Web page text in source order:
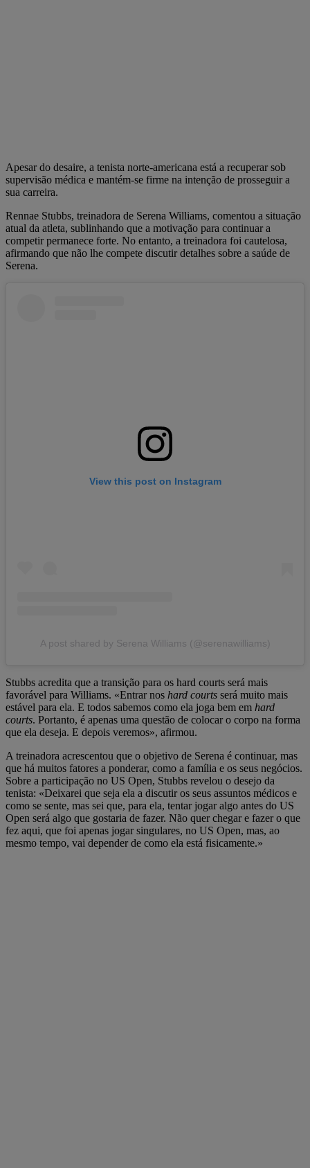
Apesar do desaire, a tenista norte-americana está a recuperar sob
supervisão médica e mantém-se firme na intenção de prosseguir a
sua carreira.
Rennae Stubbs, treinadora de Serena Williams, comentou a situação
atual da atleta, sublinhando que a motivação para continuar a
competir permanece forte. No entanto, a treinadora foi cautelosa,
afirmando que não lhe compete discutir detalhes sobre a saúde de
Serena.
View this post on Instagram
A post shared by Serena Williams (@serenawilliams)
Stubbs acredita que a transição para os hard courts será mais
favorável para Williams. «Entrar nos hard courts será muito mais
estável para ela. E todos sabemos como ela joga bem em hard
courts. Portanto, é apenas uma questão de colocar o corpo na forma
que ela deseja. E depois veremos», afirmou.
A treinadora acrescentou que o objetivo de Serena é continuar, mas
que há muitos fatores a ponderar, como a família e os seus negócios.
Sobre a participação no US Open, Stubbs revelou o desejo da
tenista: «Deixarei que seja ela a discutir os seus assuntos médicos e
como se sente, mas sei que, para ela, tentar jogar algo antes do US
Open será algo que gostaria de fazer. Não quer chegar e fazer o que
fez aqui, que foi apenas jogar singulares, no US Open, mas, ao
mesmo tempo, vai depender de como ela está fisicamente.»